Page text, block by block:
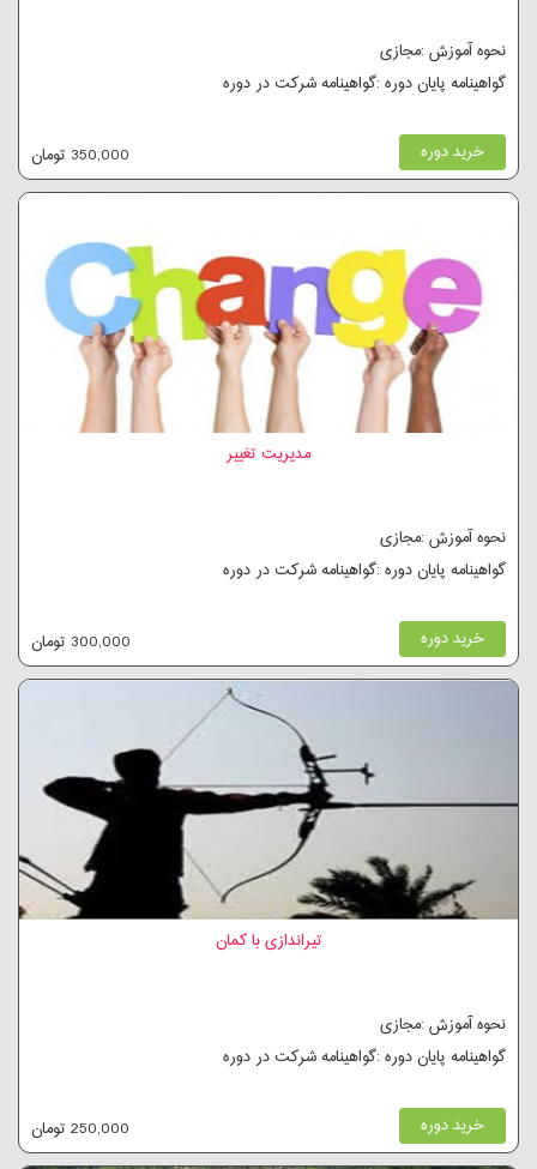
نحوه آموزش :مجازی
گواهینامه پایان دوره :گواهینامه شرکت در دوره
خرید دوره 350,000 تومان
مدیریت تغییر
نحوه آموزش :مجازی
گواهینامه پایان دوره :گواهینامه شرکت در دوره
خرید دوره 300,000 تومان
تیراندازی با کمان
نحوه آموزش :مجازی
گواهینامه پایان دوره :گواهینامه شرکت در دوره
خرید دوره 250,000 تومان